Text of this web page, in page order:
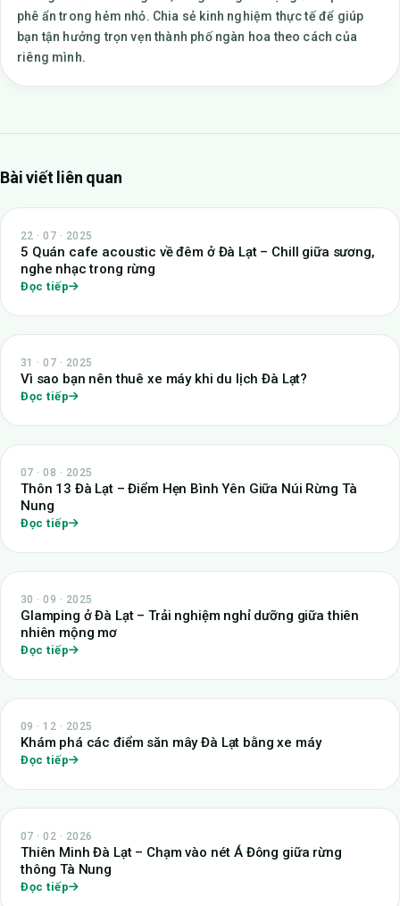
phê ẩn trong hẻm nhỏ. Chia sẻ kinh nghiệm thực tế để giúp
bạn tận hưởng trọn vẹn thành phố ngàn hoa theo cách của
riêng mình.
Bài viết liên quan
22 · 07 · 2025
5 Quán cafe acoustic về đêm ở Đà Lạt – Chill giữa sương,
nghe nhạc trong rừng
Đọc tiếp
31 · 07 · 2025
Vì sao bạn nên thuê xe máy khi du lịch Đà Lạt?
Đọc tiếp
07 · 08 · 2025
Thôn 13 Đà Lạt – Điểm Hẹn Bình Yên Giữa Núi Rừng Tà
Nung
Đọc tiếp
30 · 09 · 2025
Glamping ở Đà Lạt – Trải nghiệm nghỉ dưỡng giữa thiên
nhiên mộng mơ
Đọc tiếp
09 · 12 · 2025
Khám phá các điểm săn mây Đà Lạt bằng xe máy
Đọc tiếp
07 · 02 · 2026
Thiên Minh Đà Lạt – Chạm vào nét Á Đông giữa rừng
thông Tà Nung
Đọc tiếp